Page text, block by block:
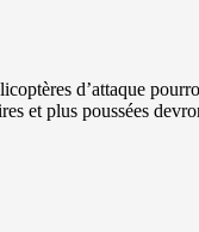
d’attaque
et plus poussées